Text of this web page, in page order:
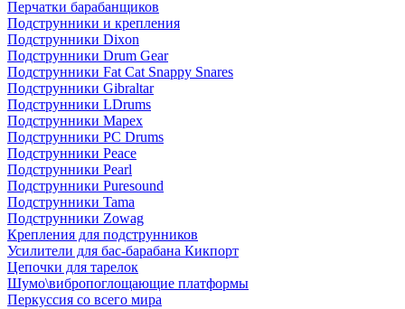
Перчатки барабанщиков
Подструнники и крепления
Подструнники Dixon
Подструнники Drum Gear
Подструнники Fat Cat Snappy Snares
Подструнники Gibraltar
Подструнники LDrums
Подструнники Mapex
Подструнники PC Drums
Подструнники Peace
Подструнники Pearl
Подструнники Puresound
Подструнники Tama
Подструнники Zowag
Крепления для подструнников
Усилители для бас-барабана Кикпорт
Цепочки для тарелок
Шумо\вибропоглощающие платформы
Перкуссия со всего мира